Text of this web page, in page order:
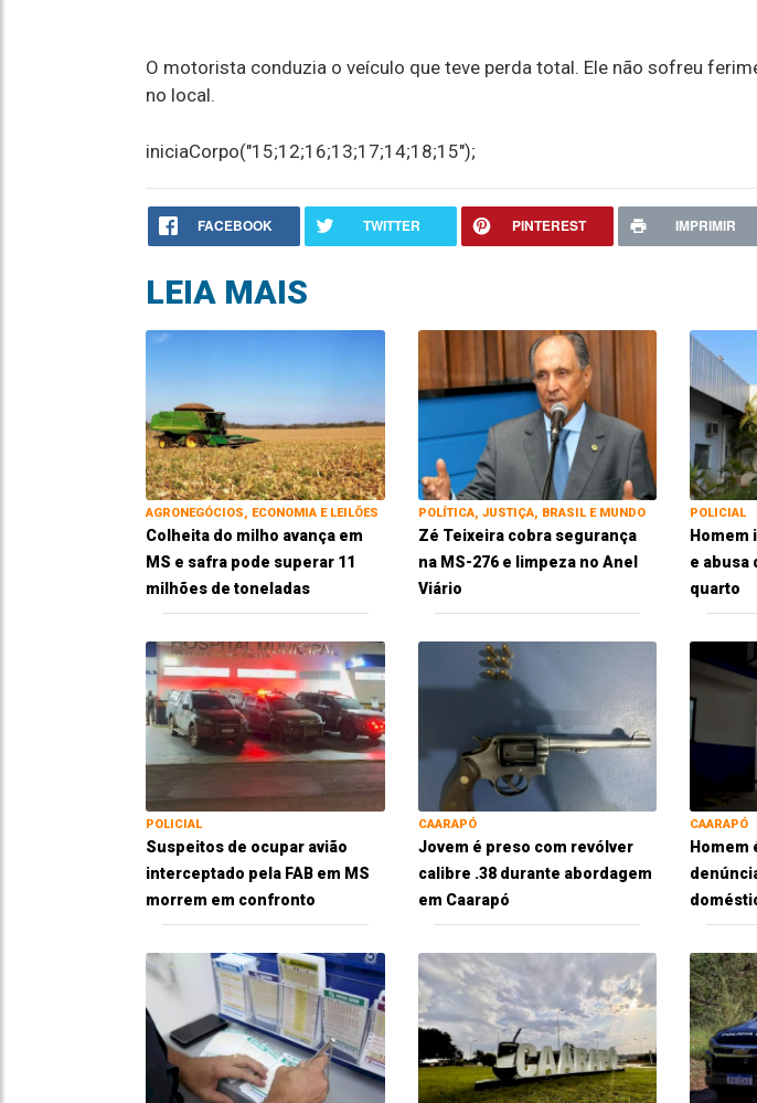
O motorista conduzia o veículo que teve perda total. Ele não sofreu
no local.
iniciaCorpo("15;12;16;13;17;14;18;15");
FACEBOOK TWITTER PINTEREST IMPRIMIR
LEIA MAIS
AGRONEGÓCIOS, ECONOMIA E LEILÕES
Colheita do milho avança em
MS e safra pode superar 11
milhões de toneladas
POLÍTICA, JUSTIÇA, BRASIL E MUNDO
Zé Teixeira cobra segurança
na MS-276 e limpeza no Anel
Viário
POLICIAL
Homem
e abusa
quarto
POLICIAL
Suspeitos de ocupar avião
interceptado pela FAB em MS
morrem em confronto
CAARAPÓ
Jovem é preso com revólver
calibre .38 durante abordagem
em Caarapó
CAARAPÓ
Homem